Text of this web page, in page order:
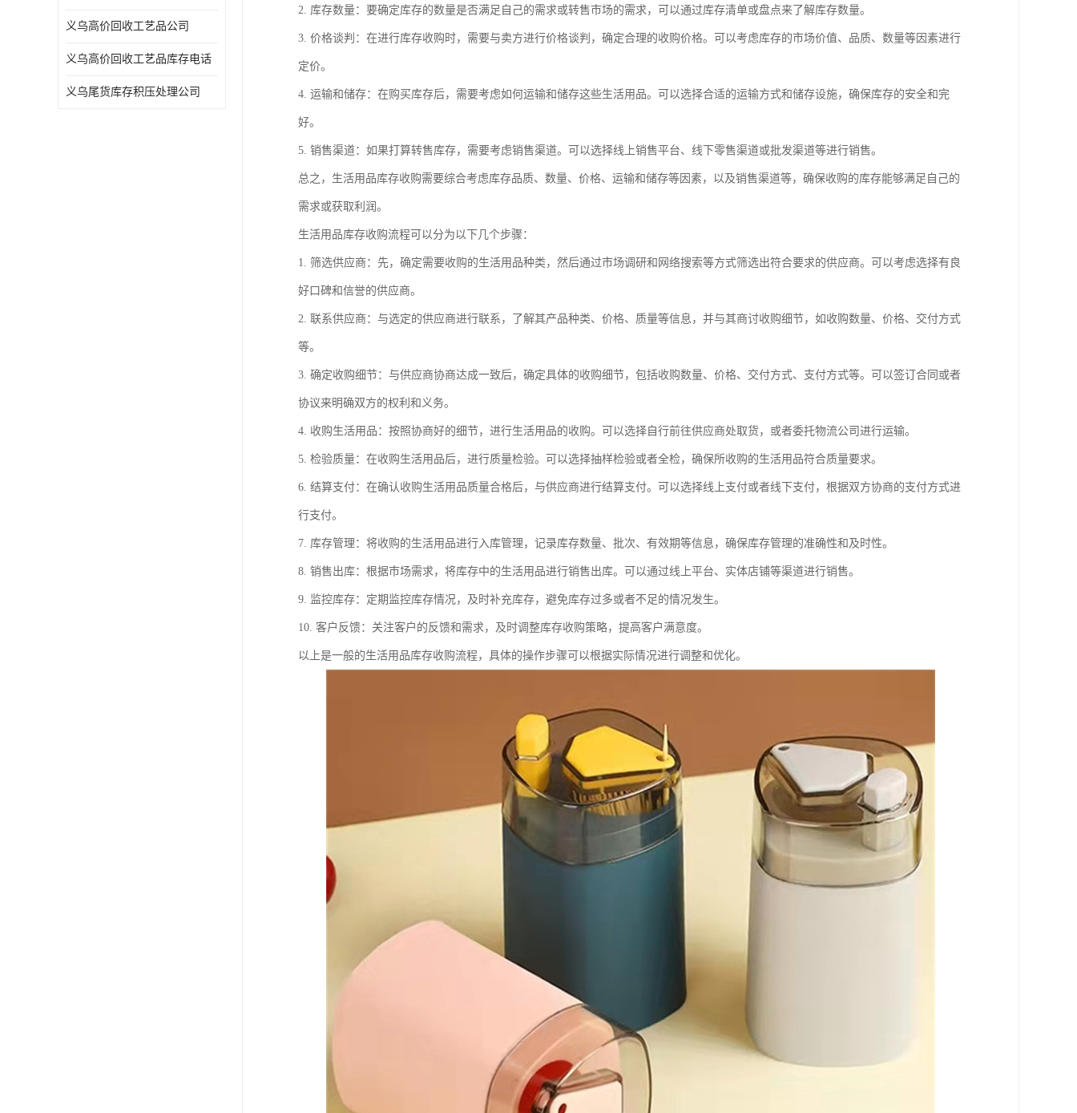
义乌高价回收工艺品公司
义乌高价回收工艺品库存电话
义乌尾货库存积压处理公司
2. 库存数量：要确定库存的数量是否满足自己的需求或转售市场的需求，可以通过库存清单或盘点来了解库存数量。
3. 价格谈判：在进行库存收购时，需要与卖方进行价格谈判，确定合理的收购价格。可以考虑库存的市场价值、品质、数量等因素进行
定价。
4. 运输和储存：在购买库存后，需要考虑如何运输和储存这些生活用品。可以选择合适的运输方式和储存设施，确保库存的安全和完
好。
5. 销售渠道：如果打算转售库存，需要考虑销售渠道。可以选择线上销售平台、线下零售渠道或批发渠道等进行销售。
总之，生活用品库存收购需要综合考虑库存品质、数量、价格、运输和储存等因素，以及销售渠道等，确保收购的库存能够满足自己的
需求或获取利润。
生活用品库存收购流程可以分为以下几个步骤：
1. 筛选供应商：先，确定需要收购的生活用品种类，然后通过市场调研和网络搜索等方式筛选出符合要求的供应商。可以考虑选择有良
好口碑和信誉的供应商。
2. 联系供应商：与选定的供应商进行联系，了解其产品种类、价格、质量等信息，并与其商讨收购细节，如收购数量、价格、交付方式
等。
3. 确定收购细节：与供应商协商达成一致后，确定具体的收购细节，包括收购数量、价格、交付方式、支付方式等。可以签订合同或者
协议来明确双方的权利和义务。
4. 收购生活用品：按照协商好的细节，进行生活用品的收购。可以选择自行前往供应商处取货，或者委托物流公司进行运输。
5. 检验质量：在收购生活用品后，进行质量检验。可以选择抽样检验或者全检，确保所收购的生活用品符合质量要求。
6. 结算支付：在确认收购生活用品质量合格后，与供应商进行结算支付。可以选择线上支付或者线下支付，根据双方协商的支付方式进
行支付。
7. 库存管理：将收购的生活用品进行入库管理，记录库存数量、批次、有效期等信息，确保库存管理的准确性和及时性。
8. 销售出库：根据市场需求，将库存中的生活用品进行销售出库。可以通过线上平台、实体店铺等渠道进行销售。
9. 监控库存：定期监控库存情况，及时补充库存，避免库存过多或者不足的情况发生。
10. 客户反馈：关注客户的反馈和需求，及时调整库存收购策略，提高客户满意度。
以上是一般的生活用品库存收购流程，具体的操作步骤可以根据实际情况进行调整和优化。